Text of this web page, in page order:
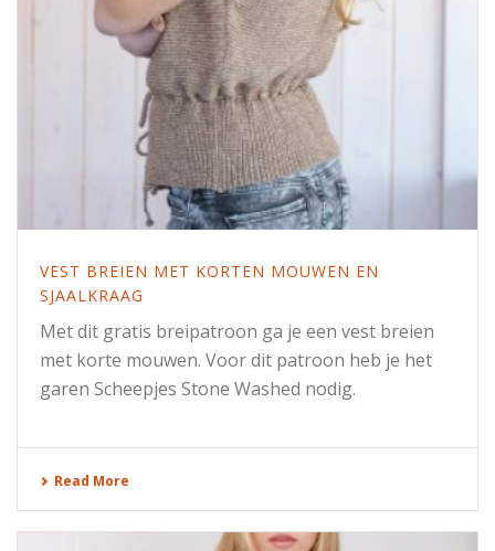
VEST BREIEN MET KORTEN MOUWEN EN
SJAALKRAAG
Met dit gratis breipatroon ga je een vest breien
met korte mouwen. Voor dit patroon heb je het
garen Scheepjes Stone Washed nodig.
Read More